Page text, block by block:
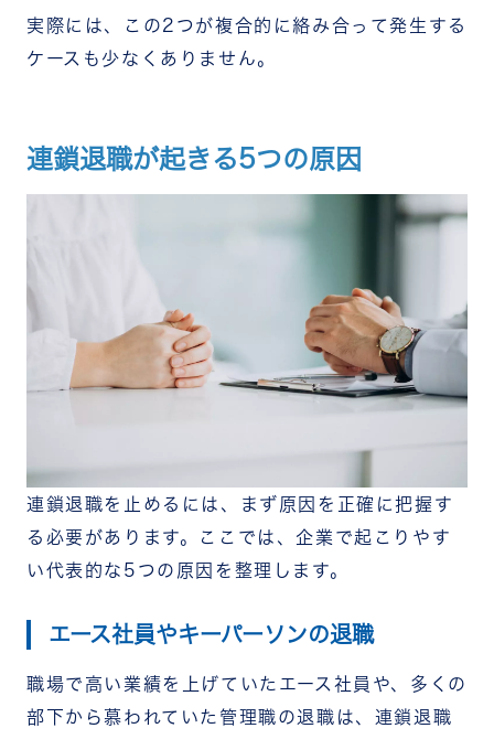
実際には、この2つが複合的に絡み合って発生する
ケースも少なくありません。
連鎖退職が起きる5つの原因
連鎖退職を止めるには、まず原因を正確に把握す
る必要があります。ここでは、企業で起こりやす
い代表的な5つの原因を整理します。
エース社員やキーパーソンの退職
職場で高い業績を上げていたエース社員や、多くの
部下から慕われていた管理職の退職は、連鎖退職